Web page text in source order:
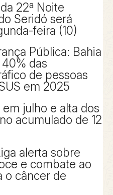
22ª Noite
Seridó será
feira (10)
Pública: Bahia
das
de pessoas
em 2025
em julho e alta dos
acumulado de 12
alerta sobre
e combate ao
o câncer de